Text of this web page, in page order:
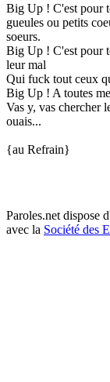
Big Up ! C'est pour
gueules ou petits
soeurs.
Big Up ! C'est pour
leur mal
Qui fuck tout ceux
Big Up ! A toutes
Vas y, vas chercher
ouais...
{au Refrain}
Paroles.net dispose
avec la Société des